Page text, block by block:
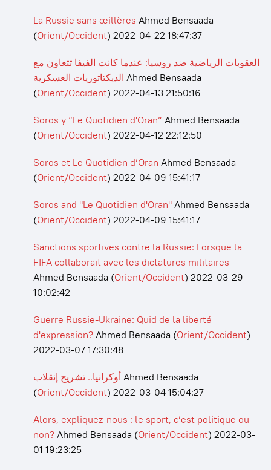
La Russie sans œillères Ahmed Bensaada
(Orient/Occident) 2022-04-22 18:47:37
العقوبات الرياضية ضد روسيا: عندما كانت الفيفا تتعاون مع
الديكتاتوريات العسكرية Ahmed Bensaada
(Orient/Occident) 2022-04-13 21:50:16
Soros y “Le Quotidien d'Oran” Ahmed Bensaada
(Orient/Occident) 2022-04-12 22:12:50
Soros et Le Quotidien d’Oran Ahmed Bensaada
(Orient/Occident) 2022-04-09 15:41:17
Soros and "Le Quotidien d'Oran"Ahmed Bensaada
(Orient/Occident) 2022-04-09 15:41:17
Sanctions sportives contre la Russie: Lorsque la
FIFA collaborait avec les dictatures militaires
Ahmed Bensaada (Orient/Occident) 2022-03-29
10:02:42
Guerre Russie-Ukraine: Quid de la liberté
d'expression?Ahmed Bensaada (Orient/Occident)
2022-03-07 17:30:48
أوكرانيا.. تشريح إنقلابAhmed Bensaada
(Orient/Occident) 2022-03-04 15:04:27
Alors, expliquez-nous : le sport, c’est politique ou
non?Ahmed Bensaada (Orient/Occident) 2022-03-
01 19:23:25